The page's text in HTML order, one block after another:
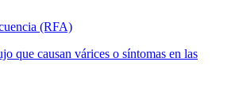
(RFA)
que causan várices o síntomas en las